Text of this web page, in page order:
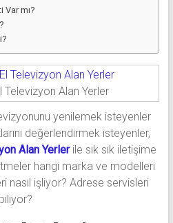
Var mı?
Alan Yerler
yenilemek isteyenler
değerlendirmek isteyenler,
Alan Yerlerile sık sık iletişime
hangi marka ve modelleri
nasıl işliyor? Adrese servisleri